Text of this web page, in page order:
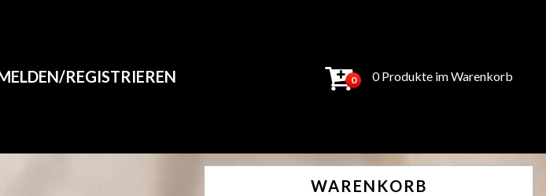
REGISTRIEREN 0 0 Produkte im Warenkorb
WARENKORB